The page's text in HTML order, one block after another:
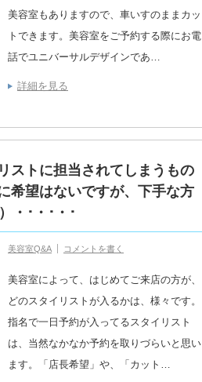
美容室もありますので、車いすのままカッ
トできます。美容室をご予約する際にお電
話でユニバーサルデザインであ…
詳細を見る
ストに担当されてしまうもの
希望はないですが、下手な方
・･・･・･
美容室Q&A コメントを書く
美容室によって、はじめてご来店の方が、
どのスタイリストが入るかは、様々です。
指名で一日予約が入ってるスタイリスト
は、当然なかなか予約を取りづらいと思い
ます。「店長希望」や、「カット…